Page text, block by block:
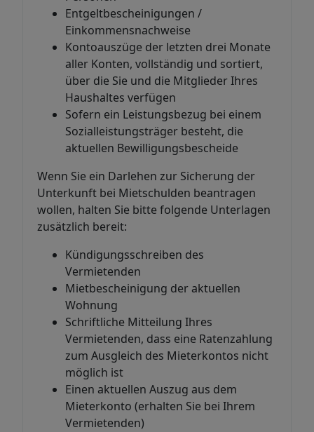
Entgeltbescheinigungen /
Einkommensnachweise
Kontoauszüge der letzten drei Monate
aller Konten, vollständig und sortiert,
über die Sie und die Mitglieder Ihres
Haushaltes verfügen
Sofern ein Leistungsbezug bei einem
Sozialleistungsträger besteht, die
aktuellen Bewilligungsbescheide
Wenn Sie ein Darlehen zur Sicherung der
Unterkunft bei Mietschulden beantragen
wollen, halten Sie bitte folgende Unterlagen
zusätzlich bereit:
Kündigungsschreiben des
Vermietenden
Mietbescheinigung der aktuellen
Wohnung
Schriftliche Mitteilung Ihres
Vermietenden, dass eine Ratenzahlung
zum Ausgleich des Mieterkontos nicht
möglich ist
Einen aktuellen Auszug aus dem
Mieterkonto (erhalten Sie bei Ihrem
Vermietenden)